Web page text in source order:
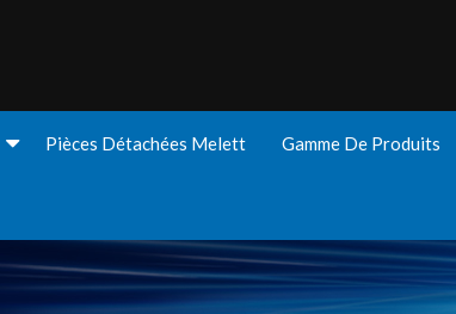
Pièces Détachées Melett Gamme De Produits